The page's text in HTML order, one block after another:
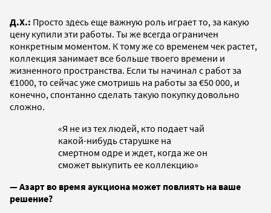
Д.Х.: Просто здесь еще важную роль играет то, за какую
цену купили эти работы. Ты же всегда ограничен
конкретным моментом. К тому же со временем чек растет,
коллекция занимает все больше твоего времени и
жизненного пространства. Если ты начинал с работ за
€1000, то сейчас уже смотришь на работы за €50 000, и
конечно, спонтанно сделать такую покупку довольно
сложно.
«Я не из тех людей, кто подает чай
какой-нибудь старушке на
смертном одре и ждет, когда же он
сможет выкупить ее коллекцию»
— Азарт во время аукциона может повлиять на ваше
решение?